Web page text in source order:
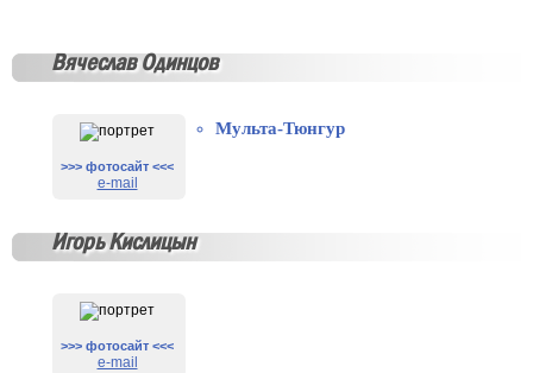
Вячеслав Одинцов
>>> фотосайт <<<
e-mail
Мульта-Тюнгур
Игорь Кислицын
>>> фотосайт <<<
e-mail